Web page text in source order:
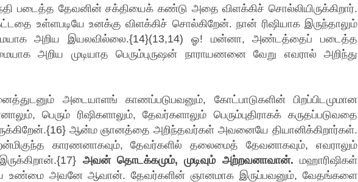
படைத்த தேவனின் சக்தியைக் கண்டு அதை விளக்கிச் சொல்லியிருக்கிறார்.
உள்ளபடியே உனக்கு விளக்கிச் சொல்கிறேன். நான் ரிஷியாக இருந்தாலும்
அறிய இயலவில்லை.{14}(13,14) ஓ! மன்னா, அண்டத்தைப் படைத்த
அறிய முடியாத பெரும்புருஷன் நாராயணனை வேறு எவரால் அறிந்து
அடையாளங் காணப்படுபவனும், கோட்பாடுகளின் பிறப்பிடமுமான
பெரும் ரிஷிகளாலும், தேவர்களாலும் பெரும்புதிராகக் கருதப்படுவதை
ஆன்ம ஞானத்தை அறிந்தவர்கள் அவனையே தியானிக்கிறார்கள்.
காரணனாகவும், தேவர்களில் தலைமைத் தேவனாகவும், எவராலும்
அவன் தொடக்கமும், முடிவும் அற்றவனாவான். மஹாரிஷிகள்
உண்மை அவனே ஆவான். தேவர்களின் ஞானமாக இருப்பவனும், வேதங்களை